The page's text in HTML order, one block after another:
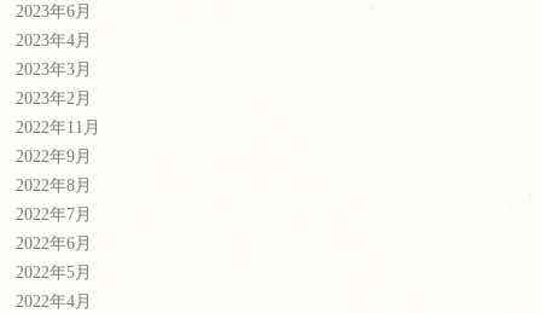
2023年6月
2023年4月
2023年3月
2023年2月
2022年11月
2022年9月
2022年8月
2022年7月
2022年6月
2022年5月
2022年4月